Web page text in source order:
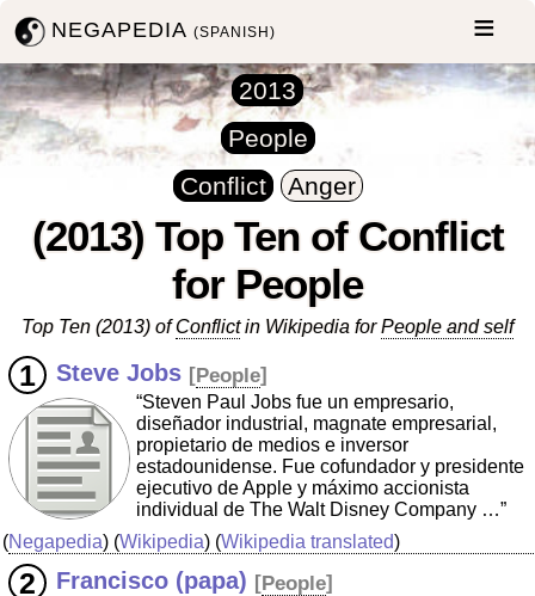
NEGAPEDIA(SPANISH)
2013
People
Conflict
Anger
(2013) Top Ten of Conflict
for People
Top Ten (2013) ofConflictin Wikipedia forPeople and self
Steve Jobs [People]
“Steven Paul Jobs fue un empresario,
diseñador industrial, magnate empresarial,
propietario de medios e inversor
estadounidense. Fue cofundador y presidente
ejecutivo de Apple y máximo accionista
individual de The Walt Disney Company …”
(Negapedia) (Wikipedia) (Wikipedia translated)
Francisco (papa) [People]